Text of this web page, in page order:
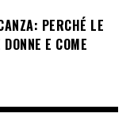
PERCHÉ LE
E COME